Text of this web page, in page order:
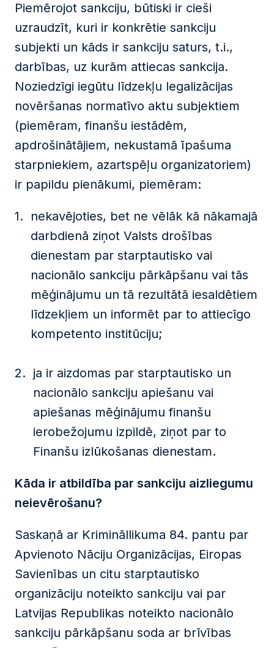
Piemērojot sankciju, būtiski ir cieši
uzraudzīt, kuri ir konkrētie sankciju
subjekti un kāds ir sankciju saturs, t.i.,
darbības, uz kurām attiecas sankcija.
Noziedzīgi iegūtu līdzekļu legalizācijas
novēršanas normatīvo aktu subjektiem
(piemēram, finanšu iestādēm,
apdrošinātājiem, nekustamā īpašuma
starpniekiem, azartspēļu organizatoriem)
ir papildu pienākumi, piemēram:
nekavējoties, bet ne vēlāk kā nākamajā
darbdienā ziņot Valsts drošības
dienestam par starptautisko vai
nacionālo sankciju pārkāpšanu vai tās
mēģinājumu un tā rezultātā iesaldētiem
līdzekļiem un informēt par to attiecīgo
kompetento institūciju;
ja ir aizdomas par starptautisko un
nacionālo sankciju apiešanu vai
apiešanas mēģinājumu finanšu
ierobežojumu izpildē, ziņot par to
Finanšu izlūkošanas dienestam.
Kāda ir atbildība par sankciju aizliegumu
neievērošanu?
Saskaņā ar Krimināllikuma 84. pantu par
Apvienoto Nāciju Organizācijas, Eiropas
Savienības un citu starptautisko
organizāciju noteikto sankciju vai par
Latvijas Republikas noteikto nacionālo
sankciju pārkāpšanu soda ar brīvības